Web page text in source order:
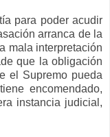
para poder acudir
arranca de la
mala interpretación
que la obligación
el Supremo pueda
encomendado,
instancia judicial,